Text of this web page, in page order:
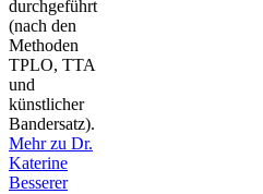
durchgeführt
(nach den
Methoden
TPLO, TTA
und
künstlicher
Bandersatz).
Mehr zu Dr.
Katerine
Besserer